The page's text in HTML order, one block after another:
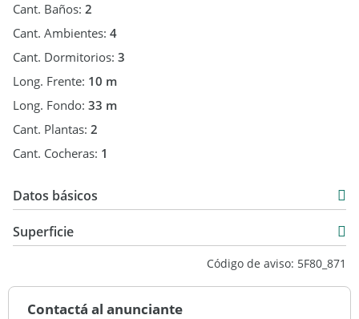
Cant. Baños: 2
Cant. Ambientes: 4
Cant. Dormitorios: 3
Long. Frente: 10 m
Long. Fondo: 33 m
Cant. Plantas: 2
Cant. Cocheras: 1
Datos básicos
Venta
Superficie
210 m2
Código de aviso: 5F80_871
Contactá al anunciante